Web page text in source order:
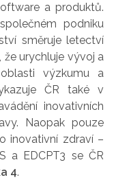
a produktů.
podniku
směruje letectví
že urychluje vývoj a
výzkumu a
ČR také v
inovativních
Naopak pouze
inovativní zdraví –
a EDCPT3 se ČR
4.